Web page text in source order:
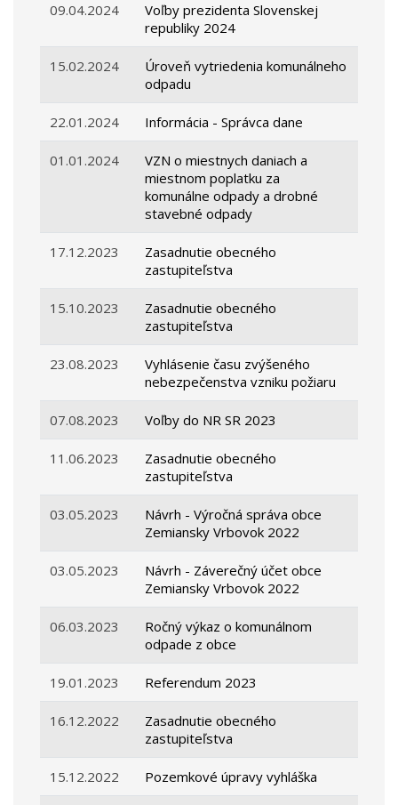
09.04.2024
Voľby prezidenta Slovenskej
republiky 2024
15.02.2024
Úroveň vytriedenia komunálneho
odpadu
22.01.2024 Informácia - Správca dane
01.01.2024
VZN o miestnych daniach a
miestnom poplatku za
komunálne odpady a drobné
stavebné odpady
17.12.2023
Zasadnutie obecného
zastupiteľstva
15.10.2023
Zasadnutie obecného
zastupiteľstva
23.08.2023
Vyhlásenie času zvýšeného
nebezpečenstva vzniku požiaru
07.08.2023 Voľby do NR SR 2023
11.06.2023
Zasadnutie obecného
zastupiteľstva
03.05.2023
Návrh - Výročná správa obce
Zemiansky Vrbovok 2022
03.05.2023
Návrh - Záverečný účet obce
Zemiansky Vrbovok 2022
06.03.2023
Ročný výkaz o komunálnom
odpade z obce
19.01.2023 Referendum 2023
16.12.2022
Zasadnutie obecného
zastupiteľstva
15.12.2022 Pozemkové úpravy vyhláška